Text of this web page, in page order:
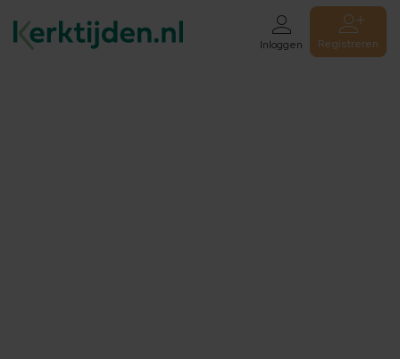
Inloggen Registreren